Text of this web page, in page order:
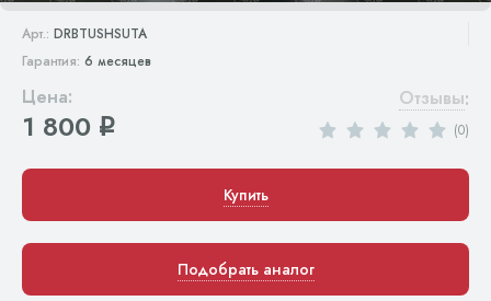
Арт.: DRBTUSHSUTA
Гарантия: 6 месяцев
Цена:
1 800 q
Отзывы:
(0)
Купить
Подобрать аналог